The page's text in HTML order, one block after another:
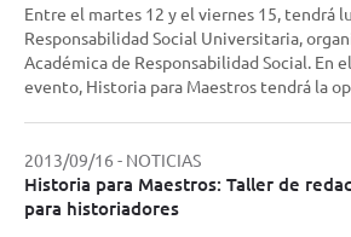
Entre el martes 12 y el viernes 15, tendrá
Responsabilidad Social Universitaria,
Académica de Responsabilidad Social. En
evento, Historia para Maestros tendrá la
2013/09/16 - NOTICIAS
Historia para Maestros: Taller de
para historiadores